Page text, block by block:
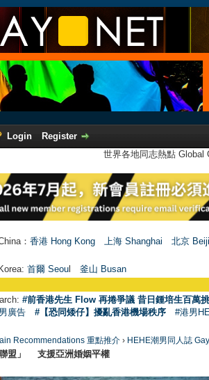
Login
Register
世界各地同志熱點
： 香港 Hong Kong 上海 Shanghai
北京
首爾 Seoul 釜山 Busan
#前香港先生 Flow 再捲爭議 昔日鍾培生百萬
廣告
#【恐同矮仔】擾亂香港機場秩序 #港男
Recommendations 重點推介 › HEHE潮男同人誌
聯盟」 支援亞洲婚姻平權